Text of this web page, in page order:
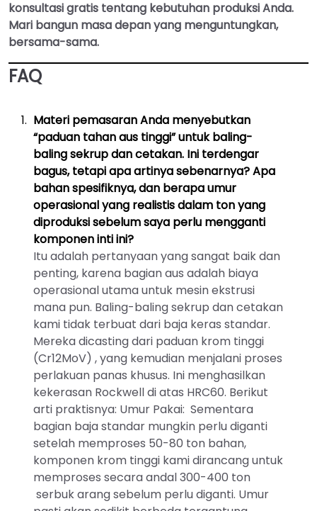
konsultasi gratis tentang kebutuhan produksi Anda.
Mari bangun masa depan yang menguntungkan,
bersama-sama.
FAQ
Materi pemasaran Anda menyebutkan
“paduan tahan aus tinggi” untuk baling-
baling sekrup dan cetakan. Ini terdengar
bagus, tetapi apa artinya sebenarnya? Apa
bahan spesifiknya, dan berapa umur
operasional yang realistis dalam ton yang
diproduksi sebelum saya perlu mengganti
komponen inti ini?
Itu adalah pertanyaan yang sangat baik dan
penting, karena bagian aus adalah biaya
operasional utama untuk mesin ekstrusi
mana pun. Baling-baling sekrup dan cetakan
kami tidak terbuat dari baja keras standar.
Mereka dicasting dari paduan krom tinggi
(Cr12MoV) , yang kemudian menjalani proses
perlakuan panas khusus. Ini menghasilkan
kekerasan Rockwell di atas HRC60. Berikut
arti praktisnya: Umur Pakai: Sementara
bagian baja standar mungkin perlu diganti
setelah memproses 50-80 ton bahan,
komponen krom tinggi kami dirancang untuk
memproses secara andal 300-400 ton
serbuk arang sebelum perlu diganti. Umur